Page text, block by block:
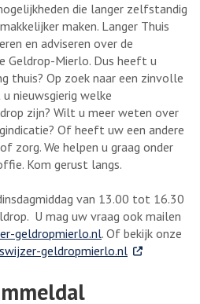
die langer zelfstandig
maken. Langer Thuis
en adviseren over de
Geldrop-Mierlo. Dus heeft u
thuis? Op zoek naar een zinvolle
nieuwsgierig welke
zijn? Wilt u meer weten over
Of heeft uw een andere
zorg. We helpen u graag onder
Kom gerust langs.
van 13.00 tot 16.30
U mag uw vraag ook mailen
geldropmierlo.nl. Of bekijk onze
geldropmierlo.nl. Externe link